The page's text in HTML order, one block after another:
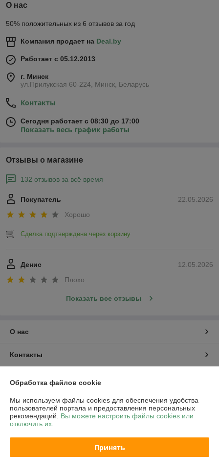
О нас
50% положительных из 6 отзывов за год
Компания продает на Deal.by
Работает с 05.12.2013
г. Минск
ул.Прилукская 60-224, Минск, Беларусь
Контакты
Сегодня работает с 08:30 до 17:00
Показать весь график работы
Отзывы о магазине
132 отзывов за всё время
22.05.2026
Покупатель
Хорошо
Сделка подтверждена через корзину
12.05.2026
Денис
Плохо
Показать все отзывы
О нас
Контакты
График работы
Полная версия сайта
Политика обработки cookies
Обработка файлов cookie
Мы используем файлы cookies для обеспечения удобства
пользователей портала и предоставления персональных
рекомендаций. Вы можете настроить файлы cookies или
отключить их.
Принять